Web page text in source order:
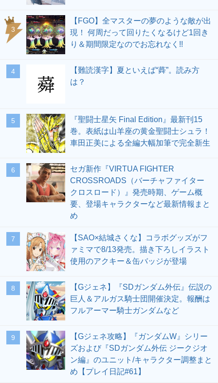
3
【FGO】全マスターの夢のような敵が出
現！ 何周だって回りたくなるけど1回き
り＆期間限定なのでお忘れなく!!
4
【難読漢字】夏といえば“蕣”。読み方
は？
5
『聖闘士星矢 Final Edition』最新刊15
巻。表紙は山羊座の黄金聖闘士シュラ！
車田正美による全編大幅加筆で完全新生
6
セガ新作『VIRTUA FIGHTER
CROSSROADS（バーチャファイター
クロスロード）』発売時期、ゲーム概
要、登場キャラクターなど最新情報まと
め
7
【SAO×結城さくな】コラボグッズがフ
ァミマで8/13発売。描き下ろしイラスト
使用のアクキー＆缶バッジが登場
8
【Gジェネ】『SDガンダム外伝』伝説の
巨人＆アルガス騎士団開催決定。報酬は
フルアーマー騎士ガンダムなど
9
【Gジェネ攻略】『ガンダムW』シリー
ズおよび『SDガンダム外伝 ジークジオ
ン編』のユニット/キャラクター調整まと
め【プレイ日記#61】